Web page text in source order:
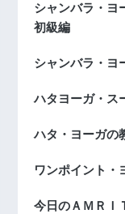
シャンバラ・
初級編
シャンバラ・
ハタヨーガ・ス
ハタ・ヨーガの
ワンポイント・
今日のＡＭＲＩ